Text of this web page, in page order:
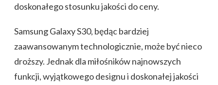
doskonałego stosunku jakości do ceny.
Samsung Galaxy S30, będąc bardziej
zaawansowanym technologicznie, może być nieco
droższy. Jednak dla miłośników najnowszych
funkcji, wyjątkowego designu i doskonałej jakości